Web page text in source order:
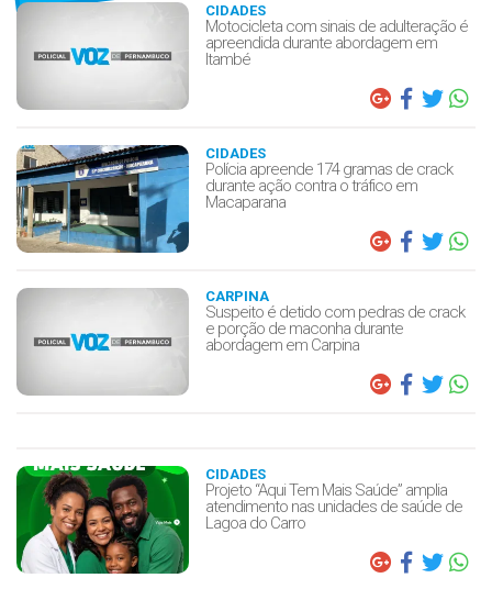
CIDADES
Motocicleta com sinais de adulteração é
apreendida durante abordagem em
Itambé
CIDADES
Polícia apreende 174 gramas de crack
durante ação contra o tráfico em
Macaparana
CARPINA
Suspeito é detido com pedras de crack
e porção de maconha durante
abordagem em Carpina
CIDADES
Projeto “Aqui Tem Mais Saúde” amplia
atendimento nas unidades de saúde de
Lagoa do Carro